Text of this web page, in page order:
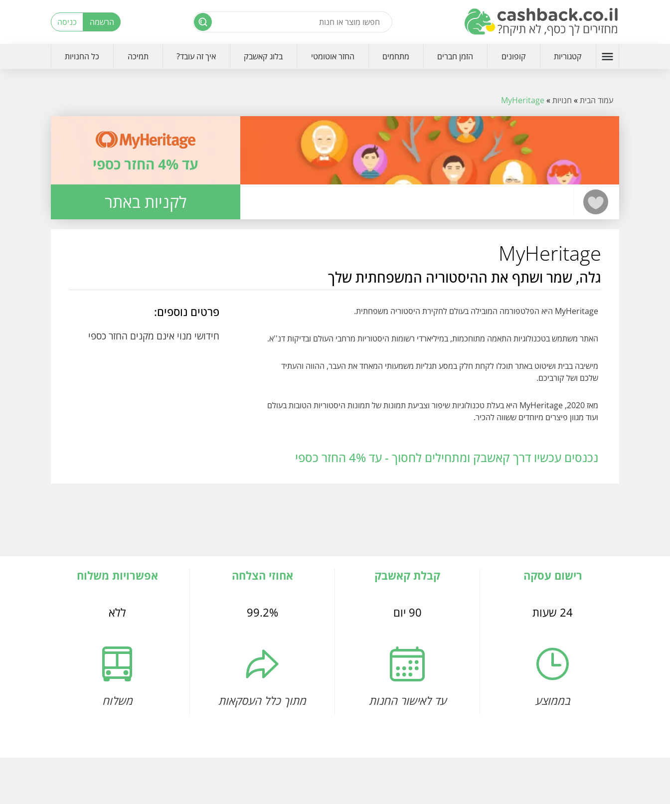
הרשמה כניסה
menu קטגוריות קופונים הזמן חברים מתחמים החזר אוטומטי בלוג קאשבק איך זה עובד? תמיכה כל החנויות
עמוד הבית» חנויות»
MyHeritage
עד 4% החזר כספי
לקניות באתר
MyHeritage
גלה, שמר ושתף את ההיסטוריה המשפחתית שלך
MyHeritage היא הפלטפורמה המובילה בעולם לחקירת היסטוריה משפחתית.
האתר משתמש בטכנולוגיות התאמה מתוחכמות, במיליארדי רשומות היסטוריות מרחבי העולם ובדיקות דנ''א.
מישיבה בבית ושיטוט באתר תוכלו לקחת חלק במסע תגליות משמעותי המאחד את העבר, ההווה והעתיד
שלכם ושל קורביכם.
מאז 2020, MyHeritage היא בעלת טכנולוגיות שיפור וצביעת תמונות של תמונות היסטוריות הטובות בעולם
ועוד מגוון פיצרים מיוחדים ששווה להכיר.
נכנסים עכשיו דרך קאשבק ומתחילים לחסוך - עד 4% החזר כספי
פרטים נוספים:
חידושי מנוי אינם מקנים החזר כספי
רישום עסקה
24 שעות
בממוצע
קבלת קאשבק
90 יום
עד לאישור החנות
אחוזי הצלחה
99.2%
מתוך כלל העסקאות
אפשרויות משלוח
ללא
משלוח